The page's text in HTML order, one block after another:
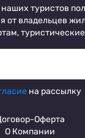
туристов
от владельцев
на рассылку
Оферта
О Компании